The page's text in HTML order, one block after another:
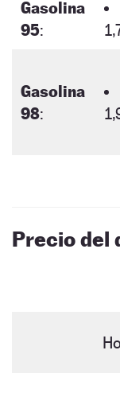
Gasolina
95:
Gasolina
98:
Precio del